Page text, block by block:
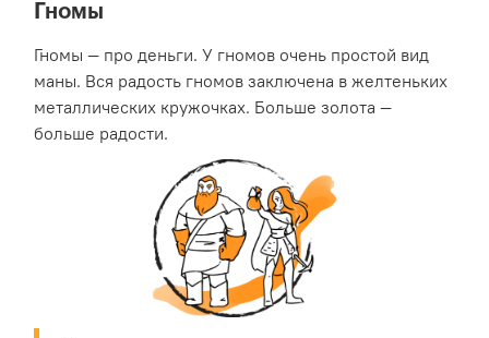
Гномы
Гномы — про деньги. У гномов очень простой вид
маны. Вся радость гномов заключена в желтеньких
металлических кружочках. Больше золота —
больше радости.